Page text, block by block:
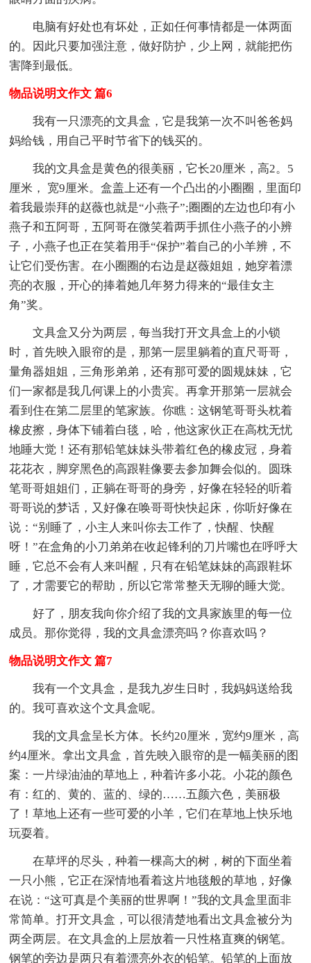
电脑有好处也有坏处，正如任何事情都是一体两面
的。因此只要加强注意，做好防护，少上网，就能把伤
害降到最低。
物品说明文作文 篇6
我有一只漂亮的文具盒，它是我第一次不叫爸爸妈
妈给钱，用自己平时节省下的钱买的。
我的文具盒是黄色的很美丽，它长20厘米，高2。5
厘米， 宽9厘米。盒盖上还有一个凸出的小圈圈，里面印
着我最崇拜的赵薇也就是“小燕子”;圈圈的左边也印有小
燕子和五阿哥，五阿哥在微笑着两手抓住小燕子的小辨
子，小燕子也正在笑着用手“保护”着自己的小羊辨，不
让它们受伤害。在小圈圈的右边是赵薇姐姐，她穿着漂
亮的衣服，开心的捧着她几年努力得来的“最佳女主
角”奖。
文具盒又分为两层，每当我打开文具盒上的小锁
时，首先映入眼帘的是，那第一层里躺着的直尺哥哥，
量角器姐姐，三角形弟弟，还有那可爱的圆规妹妹，它
们一家都是我几何课上的小贵宾。再拿开那第一层就会
看到住在第二层里的笔家族。你瞧：这钢笔哥哥头枕着
橡皮擦，身体下铺着白毯，哈，他这家伙正在高枕无忧
地睡大觉！还有那铅笔妹妹头带着红色的橡皮冠，身着
花花衣，脚穿黑色的高跟鞋像要去参加舞会似的。圆珠
笔哥哥姐姐们，正躺在哥哥的身旁，好像在轻轻的听着
哥哥说的梦话，又好像在唤哥哥快快起床，你听好像在
说：“别睡了，小主人来叫你去工作了，快醒、快醒
呀！”在盒角的小刀弟弟在收起锋利的刀片嘴也在呼呼大
睡，它总不会有人来叫醒，只有在铅笔妹妹的高跟鞋坏
了，才需要它的帮助，所以它常常整天无聊的睡大觉。
好了，朋友我向你介绍了我的文具家族里的每一位
成员。那你觉得，我的文具盒漂亮吗？你喜欢吗？
物品说明文作文 篇7
我有一个文具盒，是我九岁生日时，我妈妈送给我
的。我可喜欢这个文具盒呢。
我的文具盒呈长方体。长约20厘米，宽约9厘米，高
约4厘米。拿出文具盒，首先映入眼帘的是一幅美丽的图
案：一片绿油油的草地上，种着许多小花。小花的颜色
有：红的、黄的、蓝的、绿的……五颜六色，美丽极
了！草地上还有一些可爱的小羊，它们在草地上快乐地
玩耍着。
在草坪的尽头，种着一棵高大的树，树的下面坐着
一只小熊，它正在深情地看着这片地毯般的草地，好像
在说：“这可真是个美丽的世界啊！”我的文具盒里面非
常简单。打开文具盒，可以很清楚地看出文具盒被分为
两全两层。在文具盒的上层放着一只性格直爽的钢笔。
钢笔的旁边是两只有着漂亮外衣的铅笔。铅笔的上面放